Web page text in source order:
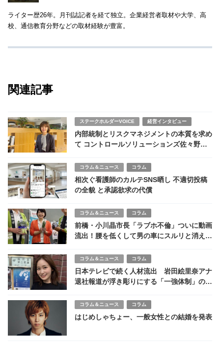
ライター歴26年。月刊誌記者を経て独立。企業経営者取材や大学、高
校、通信教育分野などの取材経験が豊富。
関連記事
ステークホルダーVOICE 経営インタビュー
内部統制とリスクマネジメントの本質を求め
て コントロールソリューションズ佐々野先
コラム＆ニュース コラム
相次ぐ看護師のカルテSNS晒し 不適切投稿
の全貌 と承認欲求の代償
コラム＆ニュース コラム
前橋・小川晶市長「ラブホ不倫」ついに動画
流出！腰を低くして男の車にスルリと消える
コラム＆ニュース コラム
日本テレビで続く人材流出 岩田絵里奈アナ
退社報道が浮き彫りにする「一強体制」の限
コラム＆ニュース コラム
はじめしゃちょー、一般女性との結婚を発表